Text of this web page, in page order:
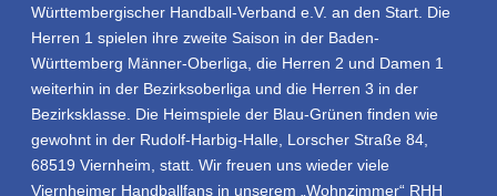
Württembergischer Handball-Verband e.V. an den Start. Die
Herren 1 spielen ihre zweite Saison in der Baden-
Württemberg Männer-Oberliga, die Herren 2 und Damen 1
weiterhin in der Bezirksoberliga und die Herren 3 in der
Bezirksklasse. Die Heimspiele der Blau-Grünen finden wie
gewohnt in der Rudolf-Harbig-Halle, Lorscher Straße 84,
68519 Viernheim, statt. Wir freuen uns wieder viele
Viernheimer Handballfans in unserem „Wohnzimmer“ RHH